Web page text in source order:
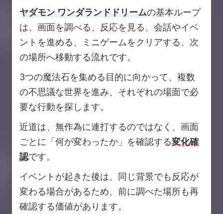
ヤダモン ワンダランドドリームの基本ループ
は、画面を調べる、反応を見る、会話やイベ
ントを進める、ミニゲームをクリアする、次
の場所へ移動する流れです。
3つの魔法石を集める目的に向かって、複数
の不思議な世界を進み、それぞれの場面で必
要な行動を探します。
近道は、無作為に連打するのではなく、画面
ごとに「何が変わったか」を確認する変化確
認です。
イベントが起きた後は、同じ背景でも反応が
変わる場合があるため、前に調べた場所も再
確認する価値があります。